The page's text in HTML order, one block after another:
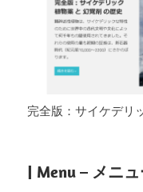
完全版：サイケデリ
| Menu – メニ